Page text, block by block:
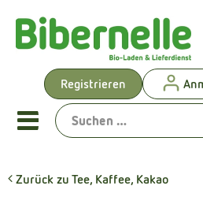
Registrieren
Mobiles Menu
Vorgeplante Ökokisten
Zurück zu Tee, Kaffee, Kakao